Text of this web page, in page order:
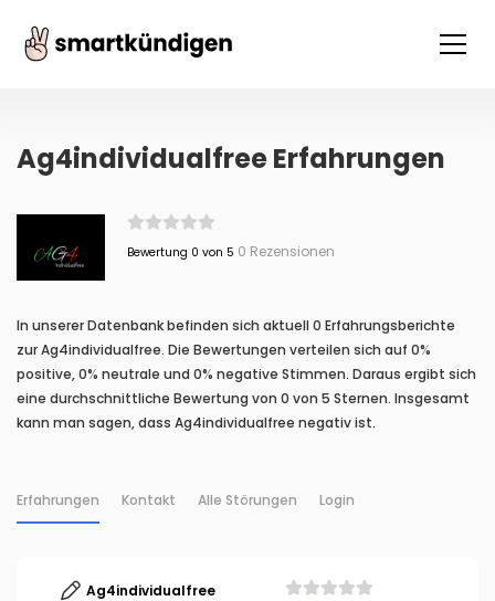
Ag4individualfree Erfahrungen
Bewertung 0 von 5 0 Rezensionen
In unserer Datenbank befinden sich aktuell 0 Erfahrungsberichte
zur Ag4individualfree. Die Bewertungen verteilen sich auf 0%
positive, 0% neutrale und 0% negative Stimmen. Daraus ergibt sich
eine durchschnittliche Bewertung von 0 von 5 Sternen. Insgesamt
kann man sagen, dass Ag4individualfree negativ ist.
Erfahrungen Kontakt Alle Störungen Login
Ag4individualfree